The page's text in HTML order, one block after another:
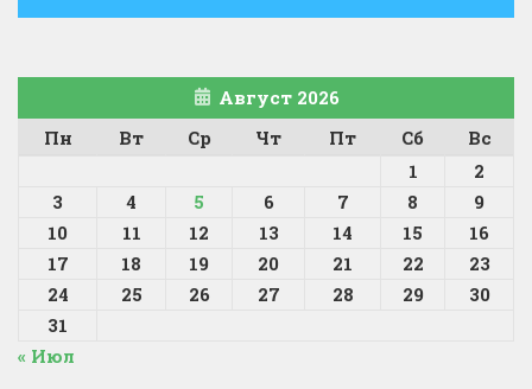
Август 2026
Пн
Вт Ср Чт Пт Сб
Вс
1
2
3
4 5 6 7 8
9
10
11 12 13 14 15
16
17
18 19 20 21 22
23
24
25 26 27 28 29
30
31
« Июл